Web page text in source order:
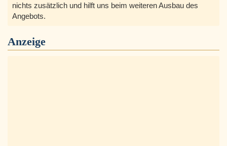
nichts zusätzlich und hilft uns beim weiteren Ausbau des
Angebots.
Anzeige